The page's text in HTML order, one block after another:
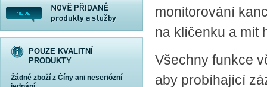
POUZE KVALITNÍ
PRODUKTY
Žádné zboží z Číny ani neseriózní
monitorování
na klíčenku a mít
Všechny funkce
aby probíhající